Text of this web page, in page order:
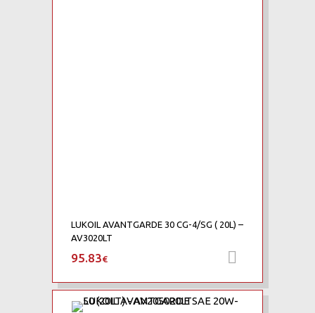
LUKOIL AVANTGARDE 30 CG-4/SG ( 20L) –
AV3020LT
95.83€